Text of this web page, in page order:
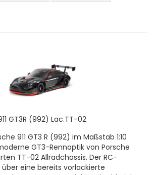
GT3R (992) Lac.TT-02
911 GT3 R (992) im Maßstab 1:10
GT3-Rennoptik von Porsche
TT-02 Allradchassis. Der RC-
eine bereits vorlackierte